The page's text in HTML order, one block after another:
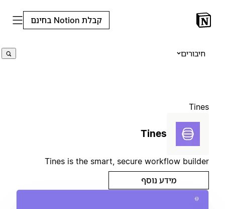
קבלת Notion בחינם
חיבורים
Tines
Tines
Tines is the smart, secure workflow builder
מידע נוסף